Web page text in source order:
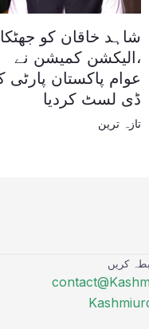
شاہد خاقان کو جھٹکا
،الیکشن کمیشن نے
عوام پاکستان پارٹی
ڈی لسٹ کردیا
تازہ ترین
کریں